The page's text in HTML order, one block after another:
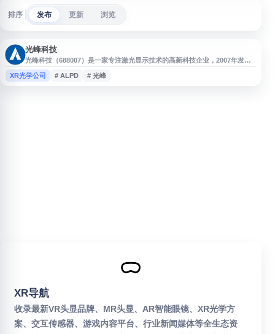
排序 发布 更新 浏览
光峰科技
光峰科技（688007）是一家专注激光显示技术的高新科技企业，2007年发明
ALPD 激光显示技术，拥有原创技术和核心专利。公司主要提供激光电视、激
光影院、电影机、家庭影院、激光投影及商用、工程、教育投影机等产品与解
XR光学公司 # ALPD # 光峰
XR导航
收录最新VR头显品牌、MR头显、AR智能眼镜、XR光学方
案、交互传感器、游戏内容平台、行业新闻媒体等全生态资